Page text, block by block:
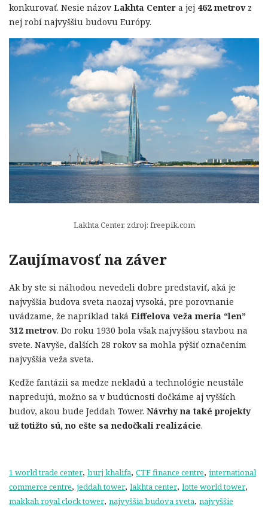
konkurovať. Nesie názov Lakhta Center a jej 462 metrovz
nej robí najvyššiu budovu Európy.
Lakhta Center, zdroj: freepik.com
Zaujímavosť na záver
Ak by ste si náhodou nevedeli dobre predstaviť, aká je
najvyššia budova sveta naozaj vysoká, pre porovnanie
uvádzame, že napríklad taká Eiffelova veža meria “len”
312 metrov. Do roku 1930 bola však najvyššou stavbou na
svete. Navyše, ďalších 28 rokov sa mohla pýšiť označením
najvyššia veža sveta.
Keďže fantázii sa medze nekladú a technológie neustále
napredujú, možno sa v budúcnosti dočkáme aj vyšších
budov, akou bude Jeddah Tower. Návrhy na také projekty
už totižto sú, no ešte sa nedočkali realizácie.
1 world trade center, burj khalifa, CTF finance centre, international
commerce centre, jeddah tower, lakhta center, lotte world tower,
makkah royal clock tower, najvyššia budova sveta, najvyššie